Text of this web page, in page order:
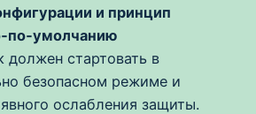
и принцип
должен стартовать в
безопасном режиме и
ослабления защиты.